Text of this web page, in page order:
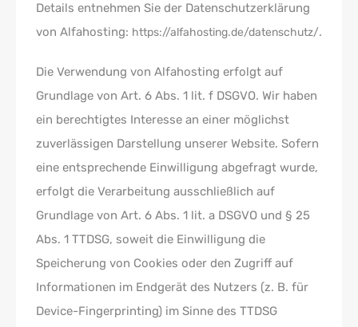
Details entnehmen Sie der Datenschutzerklärung
von Alfahosting: https://alfahosting.de/datenschutz/.
Die Verwendung von Alfahosting erfolgt auf
Grundlage von Art. 6 Abs. 1 lit. f DSGVO. Wir haben
ein berechtigtes Interesse an einer möglichst
zuverlässigen Darstellung unserer Website. Sofern
eine entsprechende Einwilligung abgefragt wurde,
erfolgt die Verarbeitung ausschließlich auf
Grundlage von Art. 6 Abs. 1 lit. a DSGVO und § 25
Abs. 1 TTDSG, soweit die Einwilligung die
Speicherung von Cookies oder den Zugriff auf
Informationen im Endgerät des Nutzers (z. B. für
Device-Fingerprinting) im Sinne des TTDSG